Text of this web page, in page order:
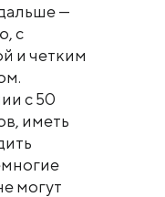
—
с
и четким
с 50
иметь
могут